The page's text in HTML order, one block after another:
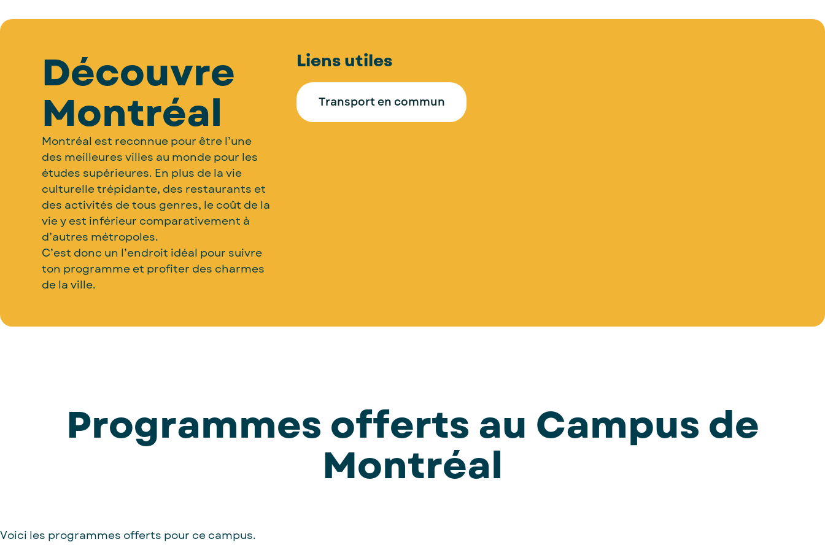
Découvre
Montréal
Montréal est reconnue pour être l’une
des meilleures villes au monde pour les
études supérieures. En plus de la vie
culturelle trépidante, des restaurants et
des activités de tous genres, le coût de la
vie y est inférieur comparativement à
d’autres métropoles.
C’est donc un l’endroit idéal pour suivre
ton programme et profiter des charmes
de la ville.
Liens utiles
Transport en commun
Programmes offerts au Campus de
Montréal
Voici les programmes offerts pour ce campus.